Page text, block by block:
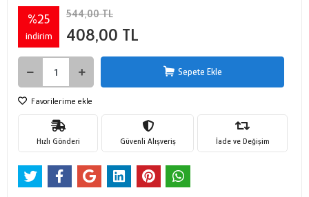
%25
indirim
544,00 TL
408,00 TL
Sepete Ekle
Favorilerime ekle
Hızlı Gönderi Güvenli Alışveriş İade ve Değişim